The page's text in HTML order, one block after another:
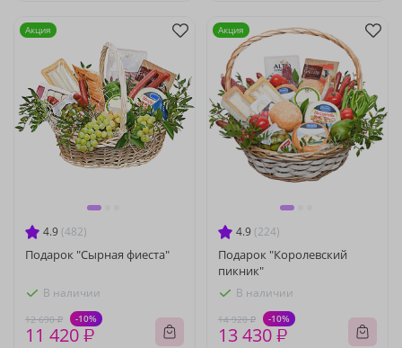
4.9 (482)
Подарок "Сырная фиеста"
В наличии
12 690 ₽ -10%
11 420 ₽
Акция
4.9 (224)
Подарок "Королевский
пикник"
В наличии
14 920 ₽ -10%
13 430 ₽
Акция